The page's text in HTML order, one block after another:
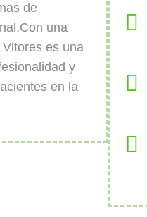
de
una
es una
y
en la